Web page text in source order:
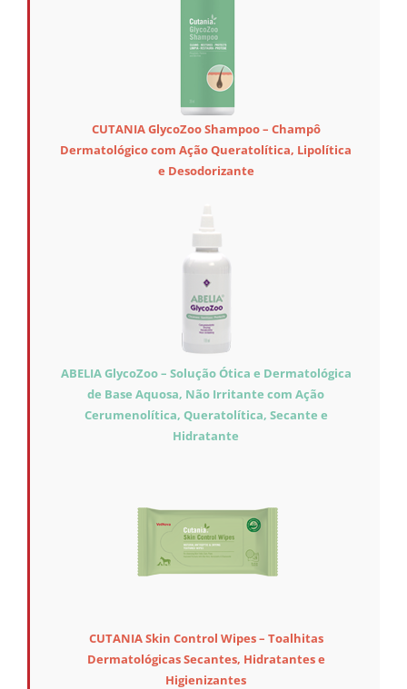
CUTANIA GlycoZoo Shampoo – Champô
Dermatológico com Ação Queratolítica, Lipolítica
e Desodorizante
ABELIA GlycoZoo – Solução Ótica e Dermatológica
de Base Aquosa, Não Irritante com Ação
Cerumenolítica, Queratolítica, Secante e
Hidratante
CUTANIA Skin Control Wipes – Toalhitas
Dermatológicas Secantes, Hidratantes e
Higienizantes